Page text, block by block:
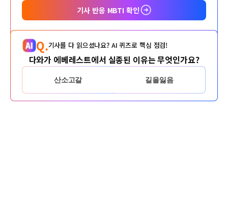
기사 반응 MBTI 확인
Q.기사를 다 읽으셨나요? AI 퀴즈로 핵심 점검!
다와가 에베레스트에서 실종된 이유는 무엇인가요?
산소고갈 길을잃음